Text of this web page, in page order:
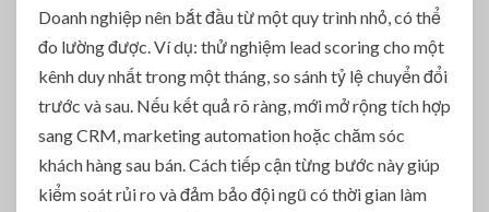
Doanh nghiệp nên bắt đầu từ một quy trình nhỏ, có thể
đo lường được. Ví dụ: thử nghiệm lead scoring cho một
kênh duy nhất trong một tháng, so sánh tỷ lệ chuyển đổi
trước và sau. Nếu kết quả rõ ràng, mới mở rộng tích hợp
sang CRM, marketing automation hoặc chăm sóc
khách hàng sau bán. Cách tiếp cận từng bước này giúp
kiểm soát rủi ro và đảm bảo đội ngũ có thời gian làm